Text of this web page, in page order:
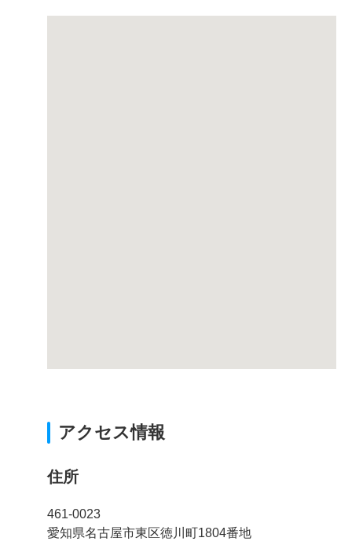
アクセス情報
住所
461-0023
愛知県名古屋市東区徳川町1804番地